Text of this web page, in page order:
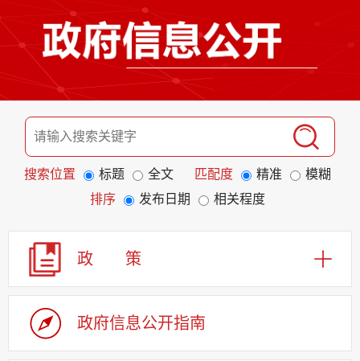
搜索位置 标题 全文 匹配度 精准
模糊
排序
发布日期 相关程度
政 策
政府信息公开指南